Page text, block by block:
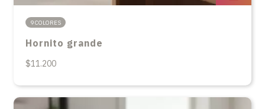
9 COLORES
Hornito grande
$11.200